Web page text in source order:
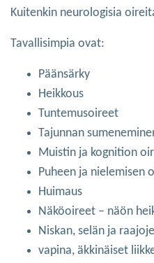
Kuitenkin neurologisia
Tavallisimpia ovat:
Päänsärky
Heikkous
Tuntemusoireet
Tajunnan
Muistin ja kognition
Puheen ja nielemisen
Huimaus
Näköoireet – näön
Niskan, selän ja
vapina, äkkinäiset